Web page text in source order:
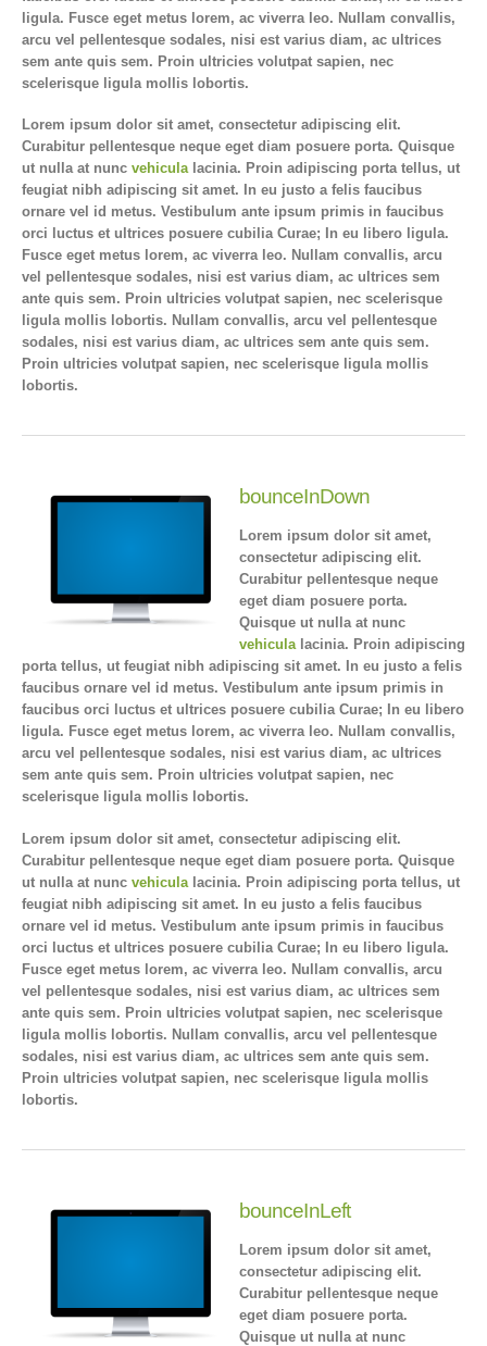
ligula. Fusce eget metus lorem, ac viverra leo. Nullam convallis,
arcu vel pellentesque sodales, nisi est varius diam, ac ultrices
sem ante quis sem. Proin ultricies volutpat sapien, nec
scelerisque ligula mollis lobortis.
Lorem ipsum dolor sit amet, consectetur adipiscing elit.
Curabitur pellentesque neque eget diam posuere porta. Quisque
ut nulla at nunc vehiculalacinia. Proin adipiscing porta tellus, ut
feugiat nibh adipiscing sit amet. In eu justo a felis faucibus
ornare vel id metus. Vestibulum ante ipsum primis in faucibus
orci luctus et ultrices posuere cubilia Curae; In eu libero ligula.
Fusce eget metus lorem, ac viverra leo. Nullam convallis, arcu
vel pellentesque sodales, nisi est varius diam, ac ultrices sem
ante quis sem. Proin ultricies volutpat sapien, nec scelerisque
ligula mollis lobortis. Nullam convallis, arcu vel pellentesque
sodales, nisi est varius diam, ac ultrices sem ante quis sem.
Proin ultricies volutpat sapien, nec scelerisque ligula mollis
lobortis.
bounceInDown
Lorem ipsum dolor sit amet,
consectetur adipiscing elit.
Curabitur pellentesque neque
eget diam posuere porta.
Quisque ut nulla at nunc
vehiculalacinia. Proin adipiscing
porta tellus, ut feugiat nibh adipiscing sit amet. In eu justo a felis
faucibus ornare vel id metus. Vestibulum ante ipsum primis in
faucibus orci luctus et ultrices posuere cubilia Curae; In eu libero
ligula. Fusce eget metus lorem, ac viverra leo. Nullam convallis,
arcu vel pellentesque sodales, nisi est varius diam, ac ultrices
sem ante quis sem. Proin ultricies volutpat sapien, nec
scelerisque ligula mollis lobortis.
Lorem ipsum dolor sit amet, consectetur adipiscing elit.
Curabitur pellentesque neque eget diam posuere porta. Quisque
ut nulla at nunc vehicula lacinia. Proin adipiscing porta tellus, ut
feugiat nibh adipiscing sit amet. In eu justo a felis faucibus
ornare vel id metus. Vestibulum ante ipsum primis in faucibus
orci luctus et ultrices posuere cubilia Curae; In eu libero ligula.
Fusce eget metus lorem, ac viverra leo. Nullam convallis, arcu
vel pellentesque sodales, nisi est varius diam, ac ultrices sem
ante quis sem. Proin ultricies volutpat sapien, nec scelerisque
ligula mollis lobortis. Nullam convallis, arcu vel pellentesque
sodales, nisi est varius diam, ac ultrices sem ante quis sem.
Proin ultricies volutpat sapien, nec scelerisque ligula mollis
lobortis.
bounceInLeft
Lorem ipsum dolor sit amet,
consectetur adipiscing elit.
Curabitur pellentesque neque
eget diam posuere porta.
Quisque ut nulla at nunc